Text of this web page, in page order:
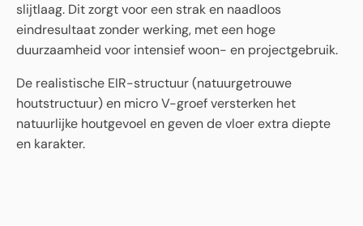
slijtlaag. Dit zorgt voor een strak en naadloos
eindresultaat zonder werking, met een hoge
duurzaamheid voor intensief woon- en projectgebruik.
De realistische EIR-structuur (natuurgetrouwe
houtstructuur) en micro V-groef versterken het
natuurlijke houtgevoel en geven de vloer extra diepte
en karakter.